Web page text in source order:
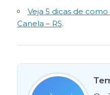
Veja 5 dicas de
Canela – RS.